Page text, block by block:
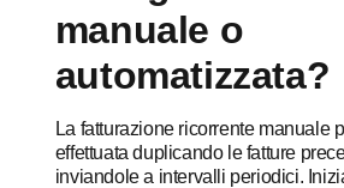
manuale o
automatizzata?
La fatturazione ricorrente manuale
effettuata duplicando le fatture
inviandole a intervalli periodici.